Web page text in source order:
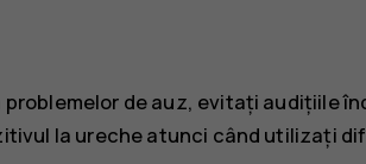
de auz, evitați audițiile
la ureche atunci când utilizați